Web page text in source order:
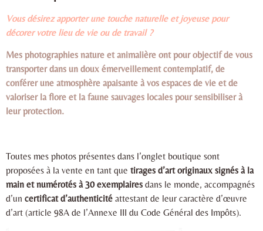
Vous désirez apporter une touche naturelle et joyeuse pour
décorer votre lieu de vie ou de travail ?
Mes photographies nature et animalière ont pour objectif de vous
transporter dans un doux émerveillement contemplatif, de
conférer une atmosphère apaisante à vos espaces de vie et de
valoriser la flore et la faune sauvages locales pour sensibiliser à
leur protection.
Toutes mes photos présentes dans l’onglet boutique sont
proposées à la vente en tant que tirages d’art originaux signés à la
main et numérotés à 30 exemplaires dans le monde, accompagnés
d’un certificat d’authenticité attestant de leur caractère d’œuvre
d’art (article 98A de l’Annexe III du Code Général des Impôts).